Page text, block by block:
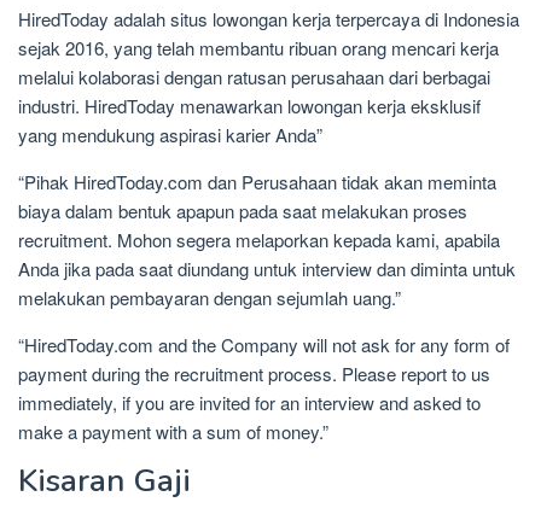
HiredToday adalah situs lowongan kerja terpercaya di Indonesia
sejak 2016, yang telah membantu ribuan orang mencari kerja
melalui kolaborasi dengan ratusan perusahaan dari berbagai
industri. HiredToday menawarkan lowongan kerja eksklusif
yang mendukung aspirasi karier Anda”
“Pihak HiredToday.com dan Perusahaan tidak akan meminta
biaya dalam bentuk apapun pada saat melakukan proses
recruitment. Mohon segera melaporkan kepada kami, apabila
Anda jika pada saat diundang untuk interview dan diminta untuk
melakukan pembayaran dengan sejumlah uang.”
“HiredToday.com and the Company will not ask for any form of
payment during the recruitment process. Please report to us
immediately, if you are invited for an interview and asked to
make a payment with a sum of money.”
Kisaran Gaji